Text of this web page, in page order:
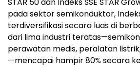
STAR 50 dan Indeks SSE STAR
pada sektor semikonduktor, Indeks
terdiversifikasi secara luas di
dari lima industri
perawatan medis, peralatan
—mencapai hampir 80% secara